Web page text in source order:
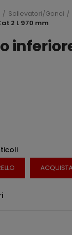
Sollevatori/Ganci
2 L 970 mm